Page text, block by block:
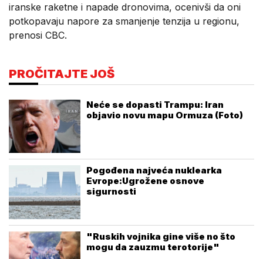
iranske raketne i napade dronovima, ocenivši da oni
potkopavaju napore za smanjenje tenzija u regionu,
prenosi CBC.
PROČITAJTE JOŠ
Neće se dopasti Trampu: Iran
objavio novu mapu Ormuza (Foto)
Pogođena najveća nuklearka
Evrope:Ugrožene osnove
sigurnosti
"Ruskih vojnika gine više no što
mogu da zauzmu terotorije"